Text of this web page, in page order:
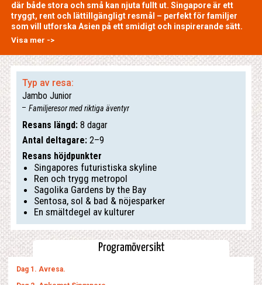
där både stora och små kan njuta fullt ut. Singapore är ett
tryggt, rent och lättillgängligt resmål – perfekt för familjer
som vill utforska Asien på ett smidigt och inspirerande sätt.
Visa mer ->
Typ av resa:
Jambo Junior
Familjeresor med riktiga äventyr
Resans längd: 8 dagar
Antal deltagare: 2–9
Resans höjdpunkter
Singapores futuristiska skyline
Ren och trygg metropol
Sagolika Gardens by the Bay
Sentosa, sol & bad & nöjesparker
En smältdegel av kulturer
Programöversikt
Dag 1. Avresa.